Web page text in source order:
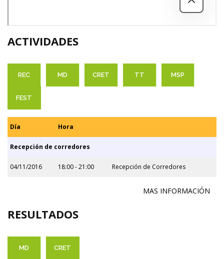
ACTIVIDADES
REC MD CRET TT MSP
FEST
Día Hora
Recepción de corredores
04/11/2016 18:00 - 21:00 Recepción de Corredores
MAS INFORMACIÓN
RESULTADOS
MD CRET